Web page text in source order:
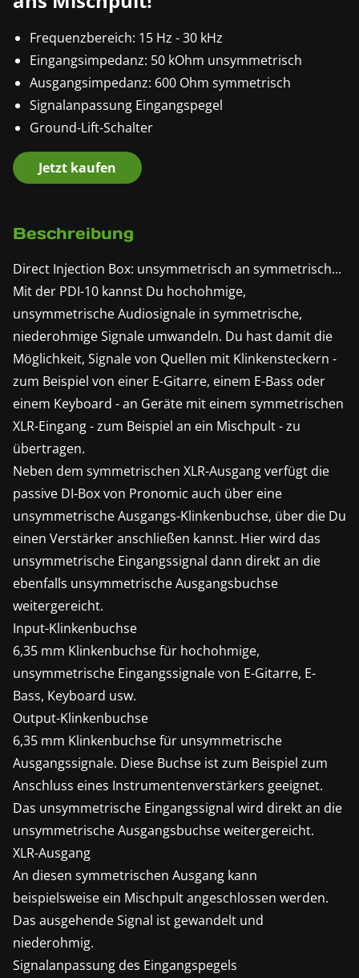
Frequenzbereich: 15 Hz - 30 kHz
Eingangsimpedanz: 50 kOhm unsymmetrisch
Ausgangsimpedanz: 600 Ohm symmetrisch
Signalanpassung Eingangspegel
Ground-Lift-Schalter
Jetzt kaufen
Beschreibung
Direct Injection Box: unsymmetrisch an symmetrisch...
Mit der PDI-10 kannst Du hochohmige,
unsymmetrische Audiosignale in symmetrische,
niederohmige Signale umwandeln. Du hast damit die
Möglichkeit, Signale von Quellen mit Klinkensteckern -
zum Beispiel von einer E-Gitarre, einem E-Bass oder
einem Keyboard - an Geräte mit einem symmetrischen
XLR-Eingang - zum Beispiel an ein Mischpult - zu
übertragen.
Neben dem symmetrischen XLR-Ausgang verfügt die
passive DI-Box von Pronomic auch über eine
unsymmetrische Ausgangs-Klinkenbuchse, über die Du
einen Verstärker anschließen kannst. Hier wird das
unsymmetrische Eingangssignal dann direkt an die
ebenfalls unsymmetrische Ausgangsbuchse
weitergereicht.
Input-Klinkenbuchse
6,35 mm Klinkenbuchse für hochohmige,
unsymmetrische Eingangssignale von E-Gitarre, E-
Bass, Keyboard usw.
Output-Klinkenbuchse
6,35 mm Klinkenbuchse für unsymmetrische
Ausgangssignale. Diese Buchse ist zum Beispiel zum
Anschluss eines Instrumentenverstärkers geeignet.
Das unsymmetrische Eingangssignal wird direkt an die
unsymmetrische Ausgangsbuchse weitergereicht.
XLR-Ausgang
An diesen symmetrischen Ausgang kann
beispielsweise ein Mischpult angeschlossen werden.
Das ausgehende Signal ist gewandelt und
niederohmig.
Signalanpassung des Eingangspegels